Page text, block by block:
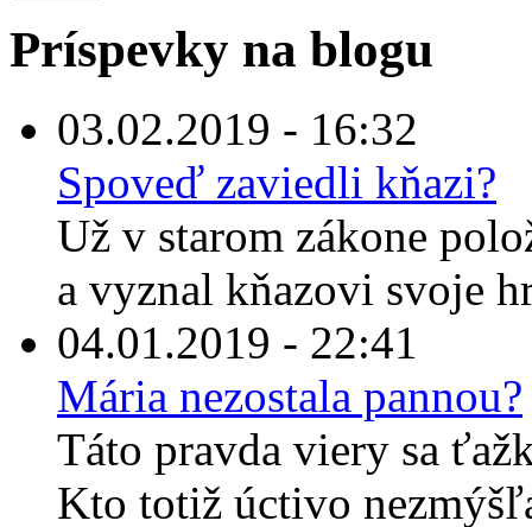
Príspevky na blogu
03.02.2019 - 16:32
Spoveď zaviedli kňazi?
Už v starom zákone
a vyznal kňazovi svoje
04.01.2019 - 22:41
Mária nezostala pannou?
Táto pravda viery sa
Kto totiž úctivo